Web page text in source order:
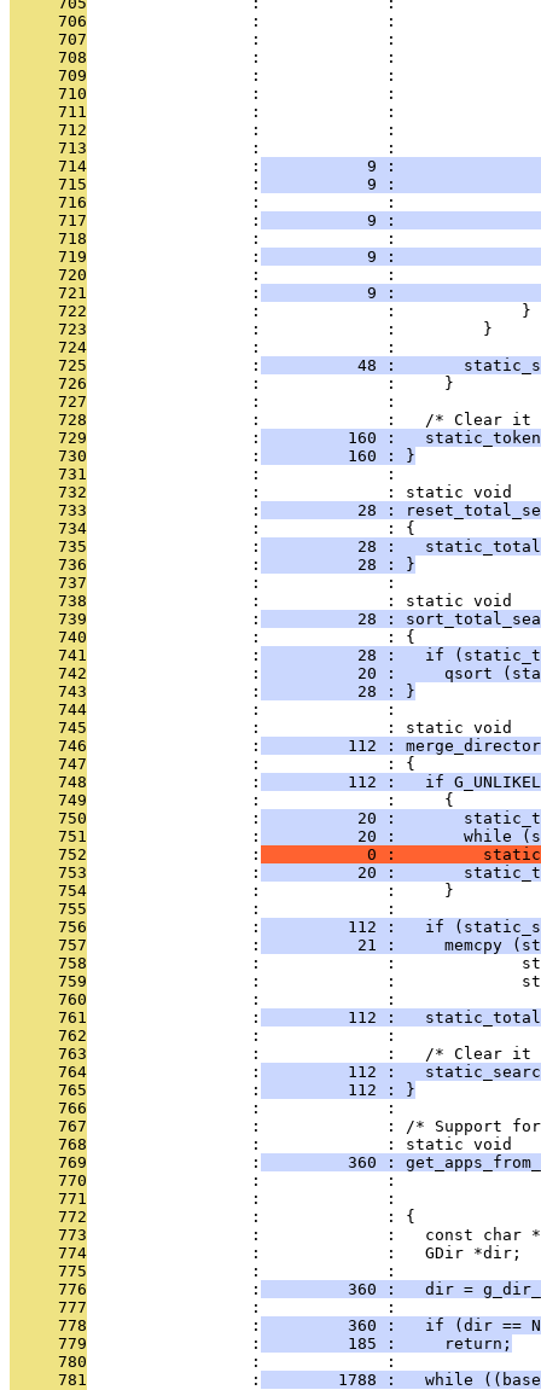
     706
:             :
     707
:             :
     708
:             :
     709
:             :
     710
:             :
     711
:             :
     712
:             :
     713
:             :
     714
                 :
9 :
     715
                 :
9 :
     716
:             :
     717
                 :
9 :
     718
:             :
     719
                 :
9 :
     720
:             :
     721
                 :
9 :
     722
                 :             :             }
     723
                 :             :         }
     724
                 :             :
     725
                 :
48 :
     726
                 :             :     }
     727
                 :             :
     728
:             :   /* Clear it
     729
                 :
160 :
     730
                 :
         160 : }
     731
                 :             :
     732
                 :             : static void
     733
                 :
28 :
     734
                 :             : {
     735
                 :
28 :
     736
                 :
          28 : }
     737
                 :             :
     738
                 :             : static void
     739
                 :
28 :
     740
                 :             : {
     741
                 :
28 :   if
     742
                 :
20 :     qsort
     743
                 :
          28 : }
     744
                 :             :
     745
                 :             : static void
     746
                 :
112 :
     747
                 :             : {
     748
                 :
112 :   if
     749
                 :             :     {
     750
                 :
20 :
     751
                 :
20 :       while
     752
                 :
0 :
     753
                 :
20 :
     754
                 :             :     }
     755
                 :             :
     756
                 :
112 :   if
     757
                 :
21 :     memcpy
     758
:             :
     759
:             :
     760
                 :             :
     761
                 :
112 :
     762
                 :             :
     763
:             :   /* Clear it
     764
                 :
112 :
     765
                 :
         112 : }
     766
                 :             :
     767
:             : /* Support
     768
                 :             : static void
     769
                 :
360 :
     770
:             :
     771
:             :
     772
                 :             : {
     773
:             :   const char
     774
                 :             :   GDir *dir;
     775
                 :             :
     776
                 :
360 :   dir =
     777
                 :             :
     778
                 :
360 :   if (dir ==
     779
                 :
         185 :     return;
     780
                 :             :
     781
                 :
1788 :   while